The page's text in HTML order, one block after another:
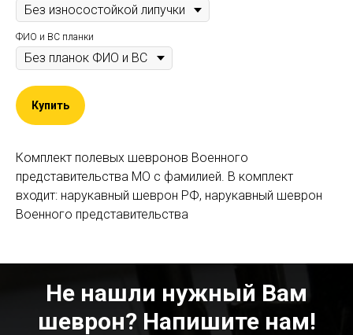
ФИО и ВС планки
Купить
Комплект полевых шевронов Военного
представительства МО с фамилией. В комплект
входит: нарукавный шеврон РФ, нарукавный шеврон
Военного представительства
Не нашли нужный Вам
шеврон? Напишите нам!